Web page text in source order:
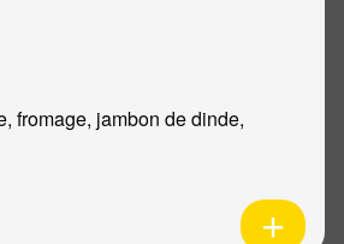
fromage, jambon de dinde,